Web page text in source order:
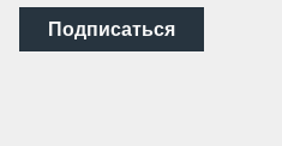
Подписаться